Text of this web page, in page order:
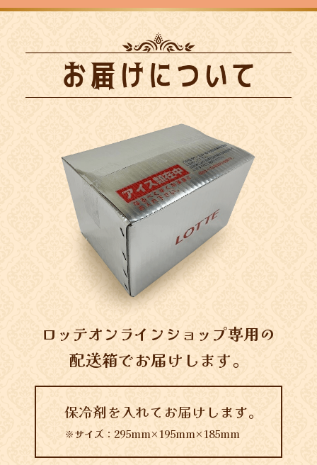
ロッテオンラインショップ専用の
配送箱でお届けします。
保冷剤を入れてお届けします。
※サイズ：295mm×195mm×185mm